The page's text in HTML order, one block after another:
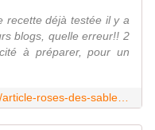
recette déjà testée il y a
blogs, quelle erreur!! 2
à préparer, pour un